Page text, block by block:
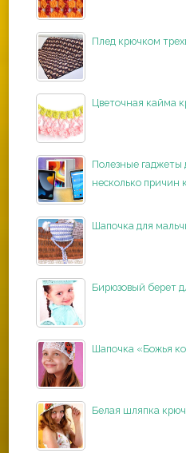
Плед крючком
Цветочная кайма
Полезные гаджеты
несколько причин
Шапочка для
Бирюзовый берет
Шапочка «Божья
Белая шляпка